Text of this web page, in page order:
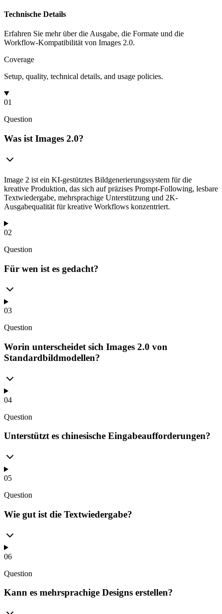
Technische Details
Erfahren Sie mehr über die Ausgabe, die Formate und die
Workflow-Kompatibilität von Images 2.0.
Coverage
Setup, quality, technical details, and usage policies.
01
Question
Was ist Images 2.0?
Image 2 ist ein KI-gestütztes Bildgenerierungssystem für die
kreative Produktion, das sich auf präzises Prompt-Following, lesbare
Textwiedergabe, mehrsprachige Unterstützung und 2K-
Ausgabequalität für kreative Workflows konzentriert.
02
Question
Für wen ist es gedacht?
03
Question
Worin unterscheidet sich Images 2.0 von
Standardbildmodellen?
04
Question
Unterstützt es chinesische Eingabeaufforderungen?
05
Question
Wie gut ist die Textwiedergabe?
06
Question
Kann es mehrsprachige Designs erstellen?